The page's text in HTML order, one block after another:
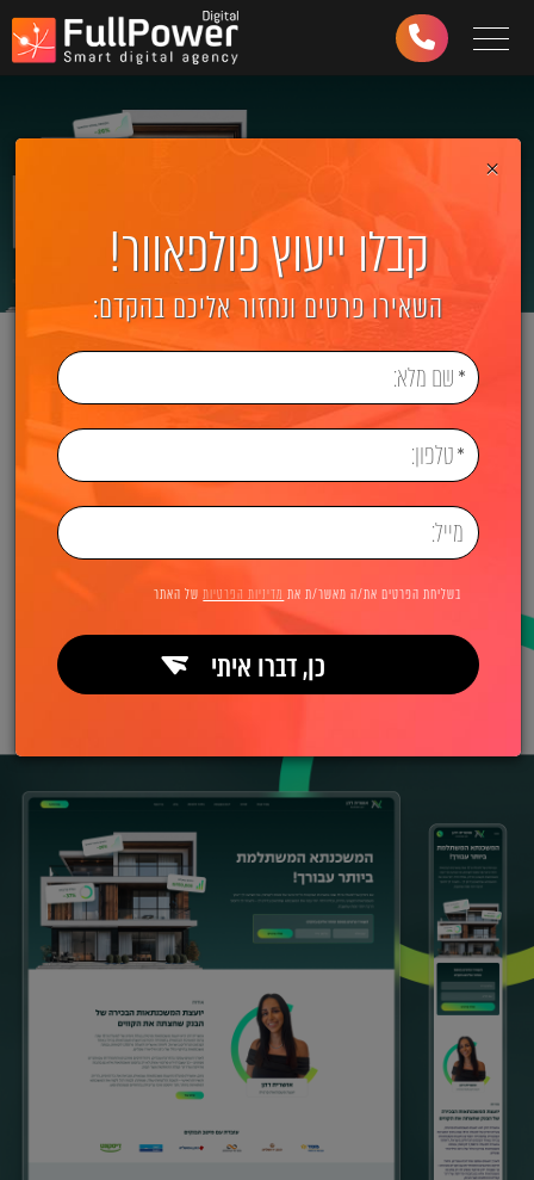
Toggle navigation
997 ×
קבלו ייעוץ פולפאוור!
השאירו פרטים ונחזור אליכם בהקדם:
בשליחת הפרטים את/ה מאשר/ת את מדיניות הפרטיותשל האתר
כן, דברו איתי